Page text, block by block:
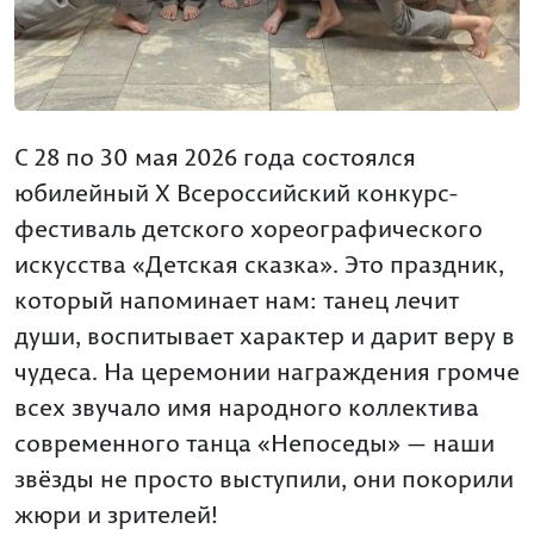
С 28 по 30 мая 2026 года состоялся
юбилейный X Всероссийский конкурс-
фестиваль детского хореографического
искусства «Детская сказка». Это праздник,
который напоминает нам: танец лечит
души, воспитывает характер и дарит веру в
чудеса. На церемонии награждения громче
всех звучало имя народного коллектива
современного танца «Непоседы» — наши
звёзды не просто выступили, они покорили
жюри и зрителей!